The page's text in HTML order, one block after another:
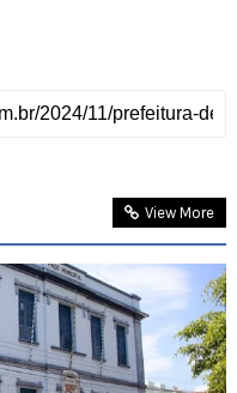
View More